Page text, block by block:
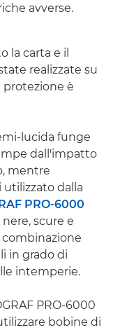
avverse.
la carta e il
realizzate su
protezione è
lucida funge
dall'impatto
mentre
utilizzato dalla
PRO-6000
scure e
combinazione
in grado di
intemperie.
PRO-6000
bobine di